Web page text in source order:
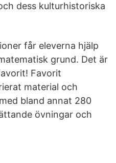
dess kulturhistoriska
får eleverna hjälp
grund. Det är
Favorit
material och
bland annat 280
övningar och